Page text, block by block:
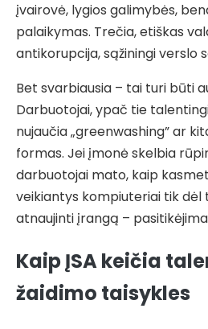
įvairovė, lygios galimybės,
palaikymas. Trečia, etiškas
antikorupcija, sąžiningi verslo
Bet svarbiausia – tai turi būti
Darbuotojai, ypač tie
nujaučia „greenwashing” ar
formas. Jei įmonė skelbia
darbuotojai mato, kaip
veikiantys kompiuteriai tik dėl
atnaujinti įrangą –
Kaip ĮSA keičia
žaidimo taisykles